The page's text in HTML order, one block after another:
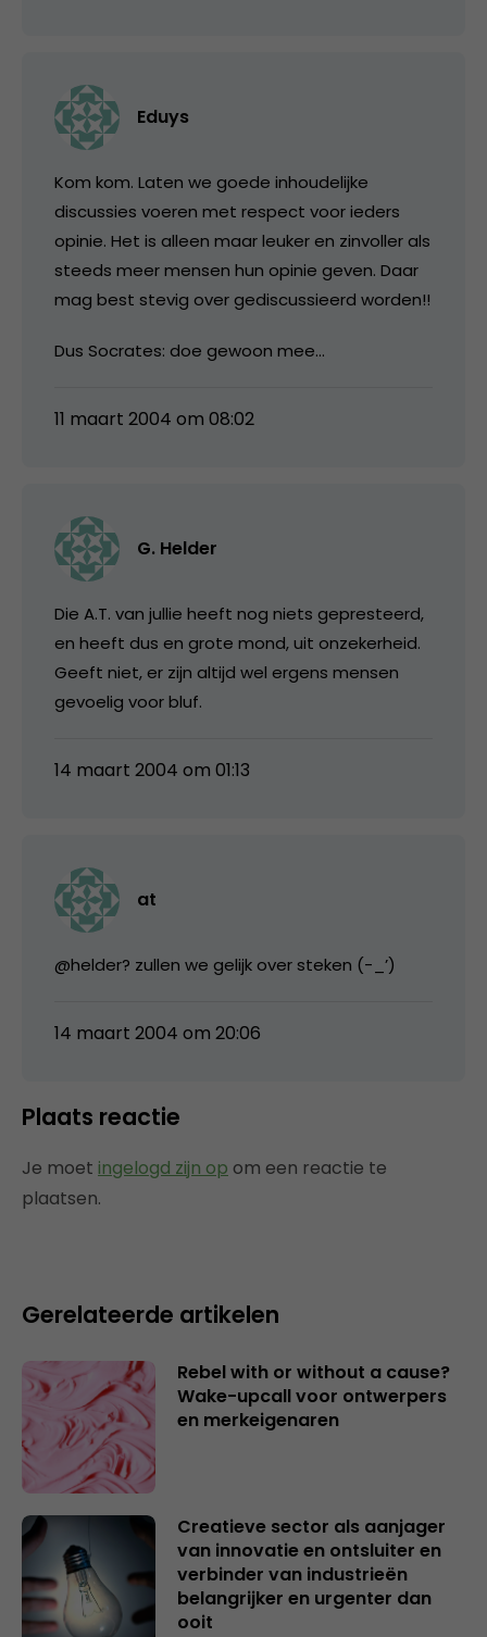
Eduys
Kom kom. Laten we goede inhoudelijke
discussies voeren met respect voor ieders
opinie. Het is alleen maar leuker en zinvoller als
steeds meer mensen hun opinie geven. Daar
mag best stevig over gediscussieerd worden!!
Dus Socrates: doe gewoon mee…
11 maart 2004 om 08:02
G. Helder
Die A.T. van jullie heeft nog niets gepresteerd,
en heeft dus en grote mond, uit onzekerheid.
Geeft niet, er zijn altijd wel ergens mensen
gevoelig voor bluf.
14 maart 2004 om 01:13
at
@helder? zullen we gelijk over steken (-_’)
14 maart 2004 om 20:06
Plaats reactie
Je moet ingelogd zijn op om een reactie te
plaatsen.
Gerelateerde artikelen
Rebel with or without a cause?
Wake-upcall voor ontwerpers
en merkeigenaren
Creatieve sector als aanjager
van innovatie en ontsluiter en
verbinder van industrieën
belangrijker en urgenter dan
ooit